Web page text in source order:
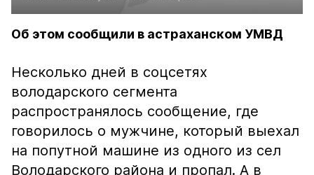
Об этом сообщили в астраханском УМВД
Несколько дней в соцсетях
володарского сегмента
распространялось сообщение, где
говорилось о мужчине, который выехал
на попутной машине из одного из сел
Володарского района и пропал. А в